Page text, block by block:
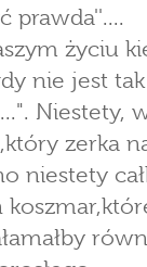
prawda''....
życiu
nie jest
Niestety,
zerka
niestety